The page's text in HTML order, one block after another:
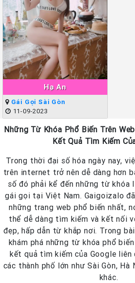
Hạ An
Gái Gọi Sài Gòn
11-09-2023
Những Từ Khóa Phổ Biến Trên
Kết Quả Tìm Kiếm
Trong thời đại số hóa ngày nay,
trên internet trở nên dễ dàng hơn
số đó phải kể đến những từ khóa
gái gọi tại Việt Nam. Gaigoizalo
những trang web phổ biến nhất,
thể dễ dàng tìm kiếm và kết nối
đẹp, hấp dẫn từ khắp nơi. Trong
khám phá những từ khóa phổ
kết quả tìm kiếm của Google
các thành phố lớn như Sài Gòn, Hà
khác.